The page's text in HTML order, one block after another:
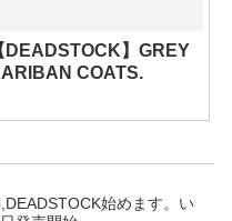
DEADSTOCK】GREY
COATS.
始めます。い